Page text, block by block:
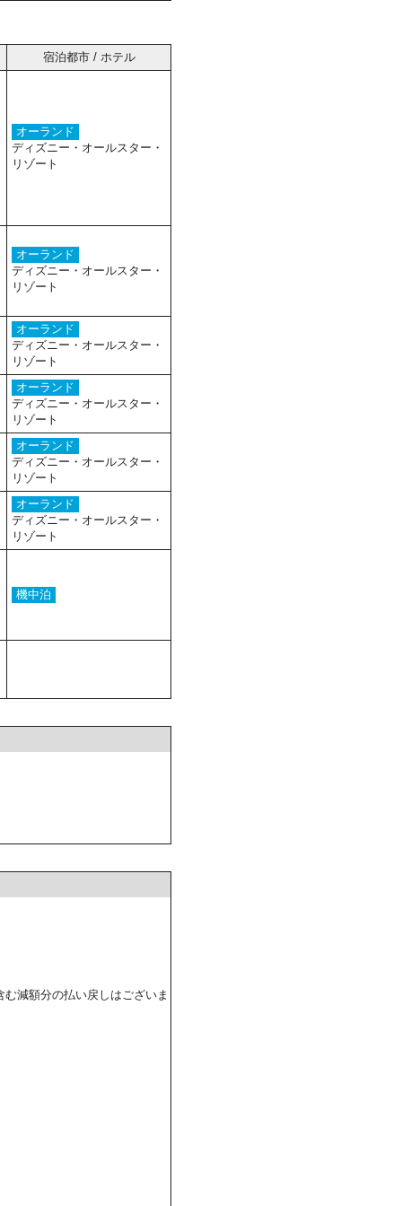
宿泊都市 / ホテル
オーランド
ディズニー・オールスター・
リゾート
オーランド
ディズニー・オールスター・
リゾート
オーランド
ディズニー・オールスター・
リゾート
オーランド
ディズニー・オールスター・
リゾート
オーランド
ディズニー・オールスター・
リゾート
オーランド
ディズニー・オールスター・
リゾート
機中泊
減額分の払い戻しはございま